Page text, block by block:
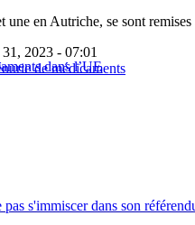
en Autriche, se sont
dans l’UE
2023 - 07:01
de médicaments
s'immiscer dans son